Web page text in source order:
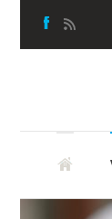
content
ATD-
TO
CONTENT